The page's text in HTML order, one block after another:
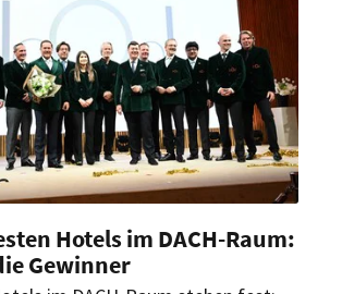
Hotels im DACH-Raum:
Gewinner